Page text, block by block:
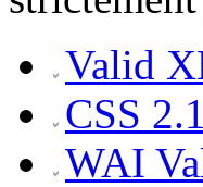
Valid
CSS
WAI